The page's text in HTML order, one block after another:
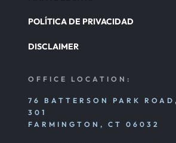
POLÍTICA DE PRIVACIDAD
DISCLAIMER
OFFICE LOCATION:
76 BATTERSON PARK
301
FARMINGTON, CT 06032